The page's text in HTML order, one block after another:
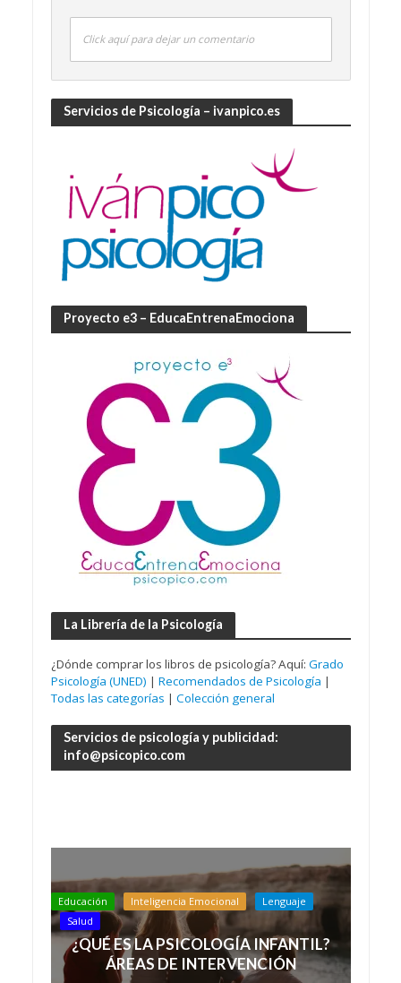
Click aquí para dejar un comentario
Servicios de Psicología – ivanpico.es
Proyecto e3 – EducaEntrenaEmociona
La Librería de la Psicología
¿Dónde comprar los libros de psicología? Aquí: Grado
Psicología (UNED) | Recomendados de Psicología |
Todas las categorías | Colección general
Servicios de psicología y publicidad:
info@psicopico.com
Educación Inteligencia Emocional
Lenguaje
Salud
¿QUÉ ES LA PSICOLOGÍA INFANTIL?
ÁREAS DE INTERVENCIÓN